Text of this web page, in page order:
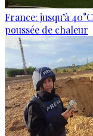
France: jusqu’à
poussée de chaleur